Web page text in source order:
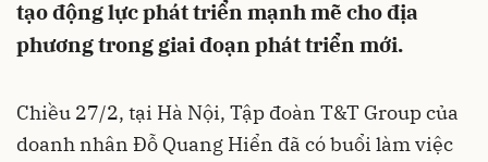
tạo động lực phát triển mạnh mẽ cho địa
phương trong giai đoạn phát triển mới.
Chiều 27/2, tại Hà Nội, Tập đoàn T&T Group của
doanh nhân Đỗ Quang Hiển đã có buổi làm việc